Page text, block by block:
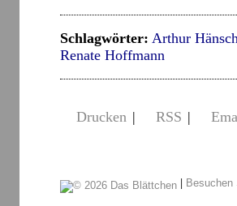
Schlagwörter: Arthur
Renate Hoffmann
Drucken | RSS |
|